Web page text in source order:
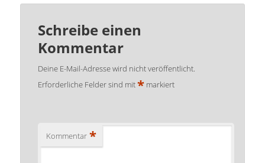
Schreibe einen
Kommentar
Deine E-Mail-Adresse wird nicht veröffentlicht.
Erforderliche Felder sind mit* markiert
Kommentar *